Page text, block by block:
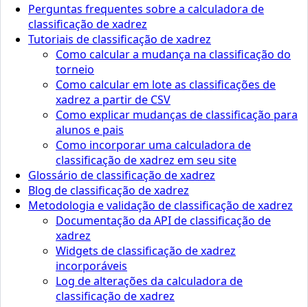
Perguntas frequentes sobre a calculadora de
classificação de xadrez
Tutoriais de classificação de xadrez
Como calcular a mudança na classificação do
torneio
Como calcular em lote as classificações de
xadrez a partir de CSV
Como explicar mudanças de classificação para
alunos e pais
Como incorporar uma calculadora de
classificação de xadrez em seu site
Glossário de classificação de xadrez
Blog de classificação de xadrez
Metodologia e validação de classificação de xadrez
Documentação da API de classificação de
xadrez
Widgets de classificação de xadrez
incorporáveis
Log de alterações da calculadora de
classificação de xadrez